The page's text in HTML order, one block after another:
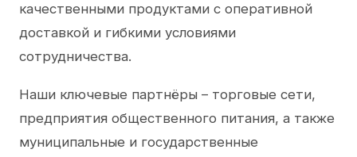
качественными продуктами с оперативной
доставкой и гибкими условиями
сотрудничества.
Наши ключевые партнёры – торговые сети,
предприятия общественного питания, а также
муниципальные и государственные